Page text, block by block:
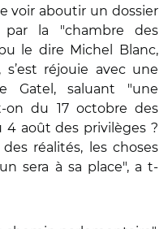
voir aboutir un dossier
la "chambre des
le dire Michel Blanc,
réjouie avec une
Gatel, saluant "une
on du 17 octobre des
4 août des privilèges ?
réalités, les choses
sera à sa place", a t-